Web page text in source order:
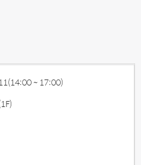
(14:00 ~ 17:00)